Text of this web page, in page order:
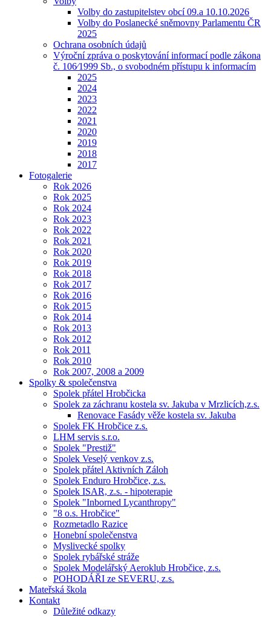
Volby do zastupitelstev obcí 09.a 10.10.2026
Volby do Poslanecké sněmovny Parlamentu ČR
2025
Ochrana osobních údajů
Výroční zpráva o poskytování informací podle zákona
č. 106⁄1999 Sb., o svobodném přístupu k informacím
2025
2024
2023
2022
2021
2020
2019
2018
2017
Fotogalerie
Rok 2026
Rok 2025
Rok 2024
Rok 2023
Rok 2022
Rok 2021
Rok 2020
Rok 2019
Rok 2018
Rok 2017
Rok 2016
Rok 2015
Rok 2014
Rok 2013
Rok 2012
Rok 2011
Rok 2010
Rok 2007, 2008 a 2009
Spolky & společenstva
Spolek přátel Hrobčicka
Spolek za záchranu kostela sv. Jakuba v Mrzlicích,z.s.
Renovace Fasády věže kostela sv. Jakuba
Spolek FK Hrobčice z.s.
LHM servis s.r.o.
Spolek "Prestiž"
Spolek Veselý venkov z.s.
Spolek přátel Aktivních Záloh
Spolek Enduro Hrobčice, z.s.
Spolek ISAR, z.s. - hipoterapie
Spolek "Inborned Lycanthropy"
"8 o.s. Hrobčice"
Rozmetadlo Razice
Honební společenstva
Myslivecké spolky
Spolek rybářské stráže
Spolek Modelářský Aeroklub Hrobčice, z.s.
POHODÁŘI ze SEVERU, z.s.
Mateřská škola
Kontakt
Důležité odkazy